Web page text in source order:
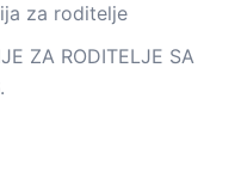
za roditelje
ZA RODITELJE SA